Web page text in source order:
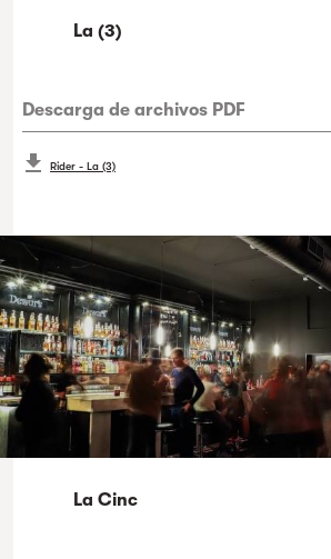
La (3)
Descarga de archivos PDF
Rider - La (3)
La Cinc